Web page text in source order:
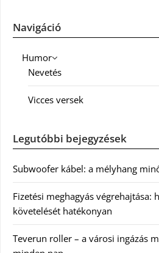
Navigáció
Humor
Nevetés
Vicces versek
Legutóbbi bejegyzések
Subwoofer kábel: a mélyhang
Fizetési meghagyás végrehajtása:
követelését hatékonyan
Teverun roller – a városi ingázás